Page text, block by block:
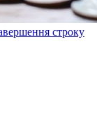
строку